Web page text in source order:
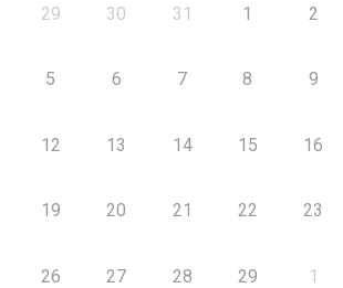
29 30 31 1 2
5 6 7 8 9
12 13 14 15 16
19 20 21 22 23
26 27 28 29 1